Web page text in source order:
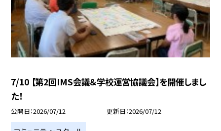
7/10 【第2回IMS会議＆学校運営協議会】を開催しまし
た！
公開日 2026/07/12 更新日 2026/07/12